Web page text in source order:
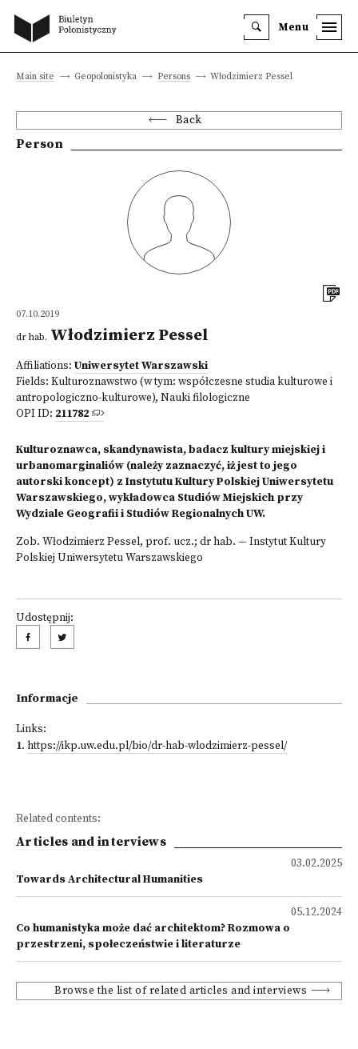
Menu
Main site Geopolonistyka Persons Włodzimierz Pessel
Back
Person
07.10.2019
dr hab. Włodzimierz Pessel
Affiliations: Uniwersytet Warszawski
Fields: Kulturoznawstwo (w tym: współczesne studia kulturowe i
antropologiczno-kulturowe), Nauki filologiczne
OPI ID: 211782
Kulturoznawca, skandynawista, badacz kultury miejskiej i
urbanomarginaliów (należy zaznaczyć, iż jest to jego
autorski koncept) z Instytutu Kultury Polskiej Uniwersytetu
Warszawskiego, wykładowca Studiów Miejskich przy
Wydziale Geografii i Studiów Regionalnych UW.
Zob. Włodzimierz Pessel, prof. ucz.; dr hab. — Instytut Kultury
Polskiej Uniwersytetu Warszawskiego
Udostępnij:
Informacje
Links:
1. https://ikp.uw.edu.pl/bio/dr-hab-wlodzimierz-pessel/
Related contents:
Articles and interviews
03.02.2025
Towards Architectural Humanities
05.12.2024
Co humanistyka może dać architektom? Rozmowa o
przestrzeni, społeczeństwie i literaturze
Browse the list of related articles and interviews